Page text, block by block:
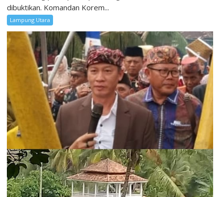
dibuktikan. Komandan Korem...
Lampung Utara